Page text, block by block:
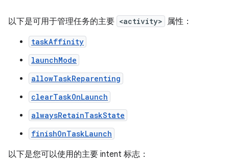
以下是可用于管理任务的主要 <activity> 属性：
taskAffinity
launchMode
allowTaskReparenting
clearTaskOnLaunch
alwaysRetainTaskState
finishOnTaskLaunch
以下是您可以使用的主要 intent 标志：